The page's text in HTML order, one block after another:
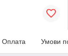
Оплата Умови